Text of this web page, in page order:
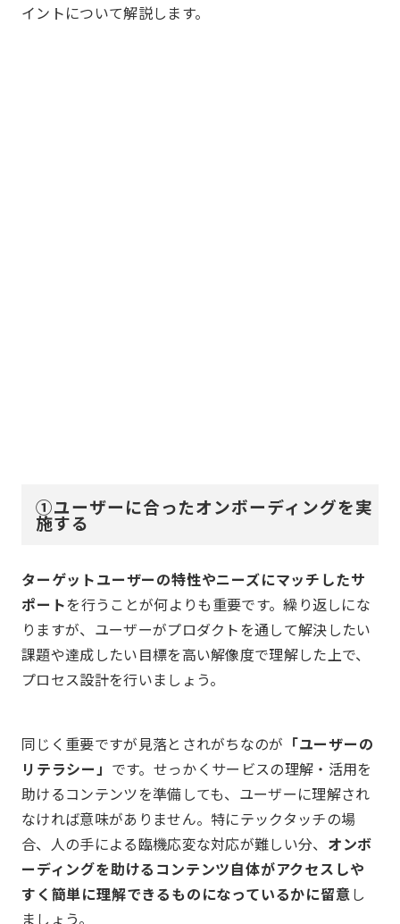
イントについて解説します。
①ユーザーに合ったオンボーディングを実
施する
ターゲットユーザーの特性やニーズにマッチしたサ
ポートを行うことが何よりも重要です。繰り返しにな
りますが、ユーザーがプロダクトを通して解決したい
課題や達成したい目標を高い解像度で理解した上で、
プロセス設計を行いましょう。
同じく重要ですが見落とされがちなのが 「ユーザーの
リテラシー」 です。せっかくサービスの理解・活用を
助けるコンテンツを準備しても、ユーザーに理解され
なければ意味がありません。特にテックタッチの場
合、人の手による臨機応変な対応が難しい分、 オンボ
ーディングを助けるコンテンツ自体がアクセスしや
すく簡単に理解できるものになっているかに留意し
ましょう。